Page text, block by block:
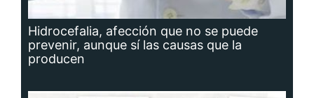
Hidrocefalia, afección que no se puede
prevenir, aunque sí las causas que la
producen